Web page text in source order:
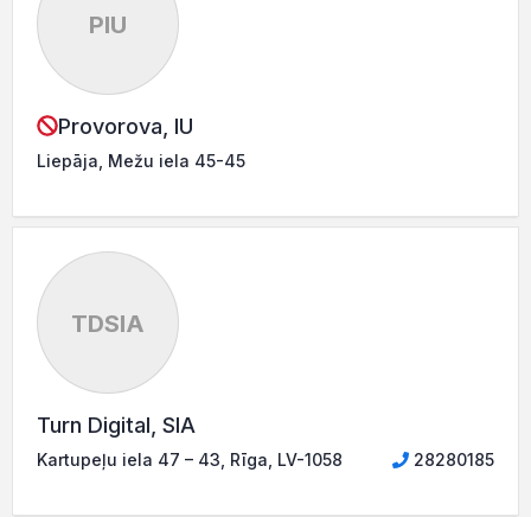
PIU
Provorova, IU
Liepāja, Mežu iela 45-45
TDSIA
Turn Digital, SIA
Kartupeļu iela 47 – 43, Rīga, LV-1058 28280185